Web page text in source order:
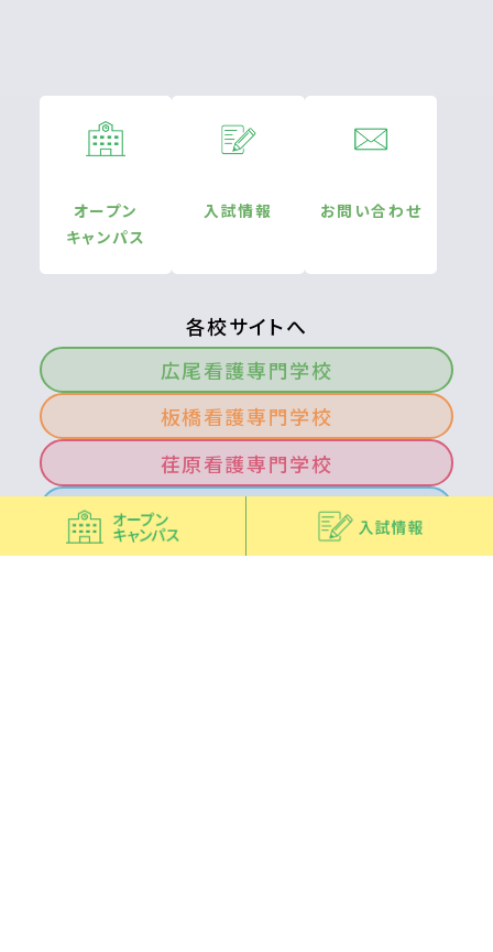
オープン
キャンパス
入試情報 お問い合わせ
各校サイトへ
広尾看護専門学校
板橋看護専門学校
荏原看護専門学校
府中看護専門学校
北多摩看護専門学校